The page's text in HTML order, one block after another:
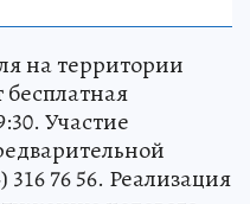
на территории
Участие
316 76 56. Реализация